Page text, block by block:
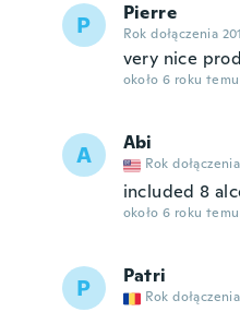
P Pierre
Rok dołączenia
very nice
około 6 roku temu
A Abi
Rok
included 8
około 6 roku temu
P Patri
Rok